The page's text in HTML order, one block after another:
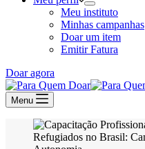
Meu instituto
Minhas campanhas
Doar um item
Emitir Fatura
Doar agora
Menu